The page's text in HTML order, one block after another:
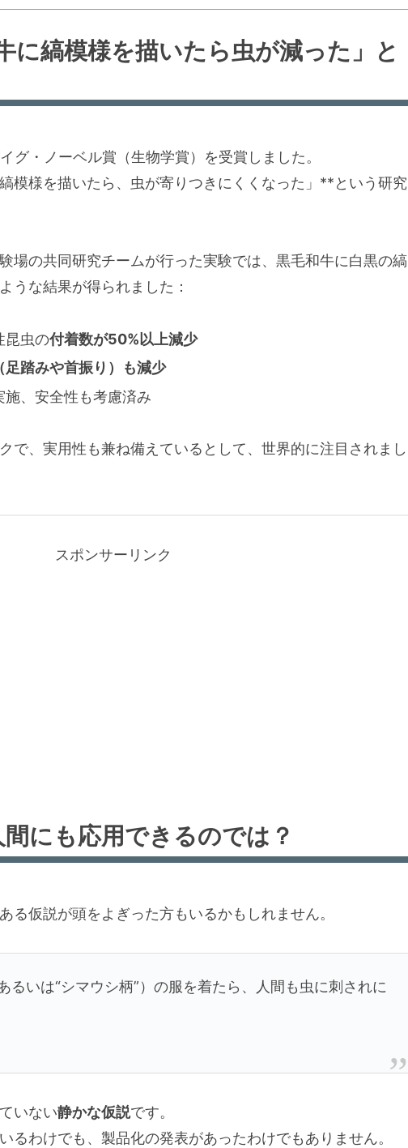
に縞模様を描いたら虫が減った」と
グ・ノーベル賞（生物学賞）を受賞しました。
模様を描いたら、虫が寄りつきにくくなった」**という研究
場の共同研究チームが行った実験では、黒毛和牛に白黒の縞
うな結果が得られました：
昆虫の付着数が50%以上減少
足踏みや首振り）も減少
、安全性も考慮済み
で、実用性も兼ね備えているとして、世界的に注目されまし
スポンサーリンク
にも応用できるのでは？
る仮説が頭をよぎった方もいるかもしれません。
るいは“シマウシ柄”）の服を着たら、人間も虫に刺されに
いない静かな仮説です。
るわけでも、製品化の発表があったわけでもありません。